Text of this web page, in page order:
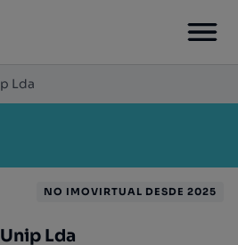
Lda
Lda
NO IMOVIRTUAL DESDE 2025